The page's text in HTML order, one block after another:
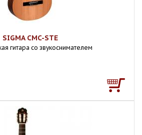
SIGMA CMC-STE
гитара со звукоснимателем